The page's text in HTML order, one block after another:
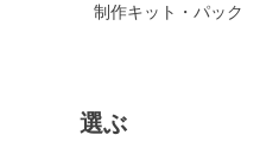
制作キット・パック
選ぶ